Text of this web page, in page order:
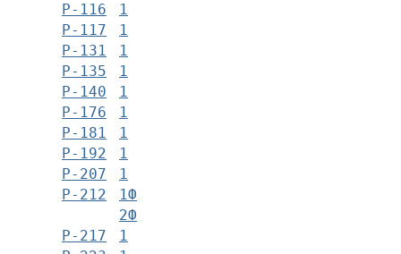
Р-116
1
Р-117
1
Р-131
1
Р-135
1
Р-140
1
Р-176
1
Р-181
1
Р-192
1
Р-207
1
Р-212
1Ф
2Ф
Р-217
1